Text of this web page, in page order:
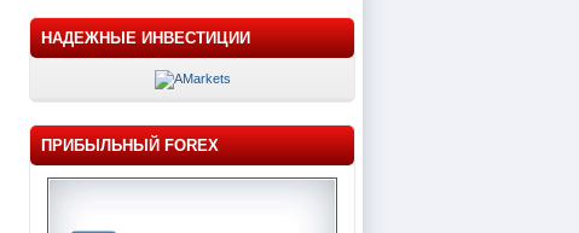
НАДЕЖНЫЕ ИНВЕСТИЦИИ
ПРИБЫЛЬНЫЙ FOREX